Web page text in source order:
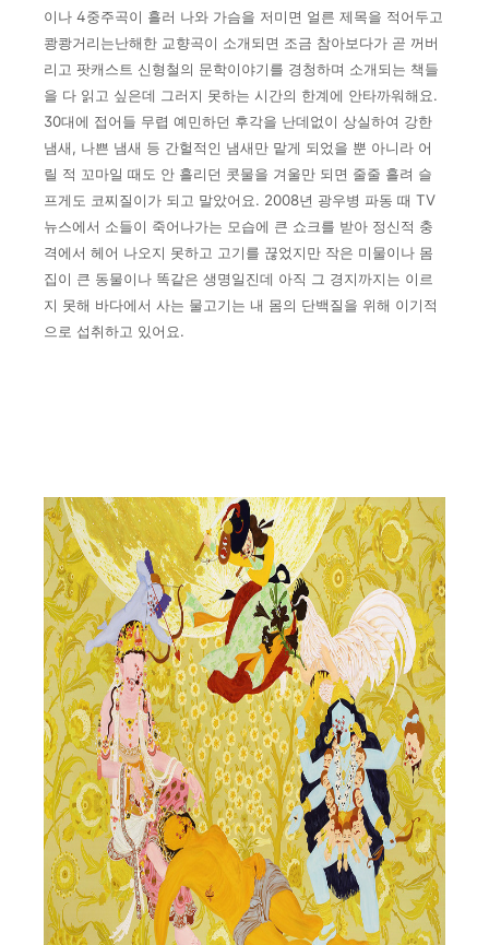
이나 4중주곡이 흘러 나와 가슴을 저미면 얼른 제목을 적어두고
쾅쾅거리는난해한 교향곡이 소개되면 조금 참아보다가 곧 꺼버
리고 팟캐스트 신형철의 문학이야기를 경청하며 소개되는 책들
을 다 읽고 싶은데 그러지 못하는 시간의 한계에 안타까워해요.
30대에 접어들 무렵 예민하던 후각을 난데없이 상실하여 강한
냄새, 나쁜 냄새 등 간헐적인 냄새만 맡게 되었을 뿐 아니라 어
릴 적 꼬마일 때도 안 흘리던 콧물을 겨울만 되면 줄줄 흘려 슬
프게도 코찌질이가 되고 말았어요. 2008년 광우병 파동 때 TV
뉴스에서 소들이 죽어나가는 모습에 큰 쇼크를 받아 정신적 충
격에서 헤어 나오지 못하고 고기를 끊었지만 작은 미물이나 몸
집이 큰 동물이나 똑같은 생명일진데 아직 그 경지까지는 이르
지 못해 바다에서 사는 물고기는 내 몸의 단백질을 위해 이기적
으로 섭취하고 있어요.